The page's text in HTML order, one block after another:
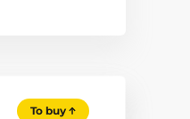
To buy